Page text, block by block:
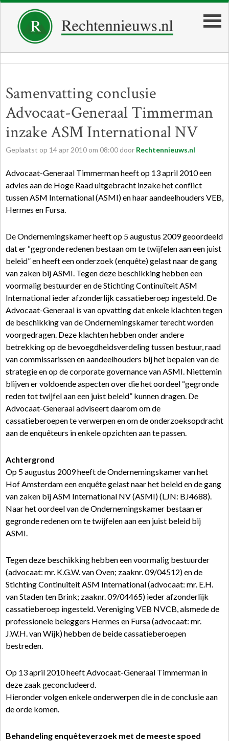
Samenvatting conclusie
Advocaat-Generaal Timmerman
inzake ASM International NV
Geplaatst op 14apr 2010 om 08:00 door Rechtennieuws.nl
Advocaat-Generaal Timmerman heeft op 13 april 2010 een
advies aan de Hoge Raad uitgebracht inzake het conflict
tussen ASM International (ASMI) en haar aandeelhouders VEB,
Hermes en Fursa.
De Ondernemingskamer heeft op 5 augustus 2009 geoordeeld
dat er “gegronde redenen bestaan om te twijfelen aan een juist
beleid” en heeft een onderzoek (enquête) gelast naar de gang
van zaken bij ASMI. Tegen deze beschikking hebben een
voormalig bestuurder en de Stichting Continuïteit ASM
International ieder afzonderlijk cassatieberoep ingesteld. De
Advocaat-Generaal is van opvatting dat enkele klachten tegen
de beschikking van de Ondernemingskamer terecht worden
voorgedragen. Deze klachten hebben onder andere
betrekking op de bevoegdheidsverdeling tussen bestuur, raad
van commissarissen en aandeelhouders bij het bepalen van de
strategie en op de corporate governance van ASMI. Niettemin
blijven er voldoende aspecten over die het oordeel “gegronde
reden tot twijfel aan een juist beleid” kunnen dragen. De
Advocaat-Generaal adviseert daarom om de
cassatieberoepen te verwerpen en om de onderzoeksopdracht
aan de enquêteurs in enkele opzichten aan te passen.
Achtergrond
Op 5 augustus 2009 heeft de Ondernemingskamer van het
Hof Amsterdam een enquête gelast naar het beleid en de gang
van zaken bij ASM International NV (ASMI) (LJN: BJ4688).
Naar het oordeel van de Ondernemingskamer bestaan er
gegronde redenen om te twijfelen aan een juist beleid bij
ASMI.
Tegen deze beschikking hebben een voormalig bestuurder
(advocaat: mr. K.G.W. van Oven; zaaknr. 09/04512) en de
Stichting Continuïteit ASM International (advocaat: mr. E.H.
van Staden ten Brink; zaaknr. 09/04465) ieder afzonderlijk
cassatieberoep ingesteld. Vereniging VEB NVCB, alsmede de
professionele beleggers Hermes en Fursa (advocaat: mr.
J.W.H. van Wijk) hebben de beide cassatieberoepen
bestreden.
Op 13 april 2010 heeft Advocaat-Generaal Timmerman in
deze zaak geconcludeerd.
Hieronder volgen enkele onderwerpen die in de conclusie aan
de orde komen.
Behandeling enquêteverzoek met de meeste spoed